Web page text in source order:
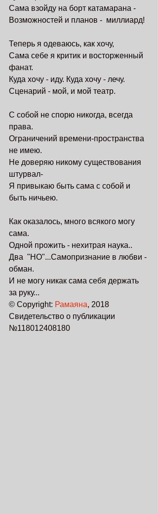
Сама взойду на борт катамарана -
Возможностей и планов -  миллиард!
Теперь я одеваюсь, как хочу,
Сама себе я критик и восторженный
фанат.
Куда хочу - иду. Куда хочу - лечу.
Сценарий - мой, и мой театр.
С собой не спорю никогда, всегда
права.
Ограничений времени-пространства
не имею.
Не доверяю никому существования
штурвал-
Я привыкаю быть сама с собой и
быть ничьею.
Как оказалось, много всякого могу
сама.
Одной прожить - нехитрая наука..
Два  "НО"...Самопризнание в любви -
обман.
И не могу никак сама себя держать
за руку...
© Copyright: Рамаяна, 2018
Свидетельство о публикации
№118012408180